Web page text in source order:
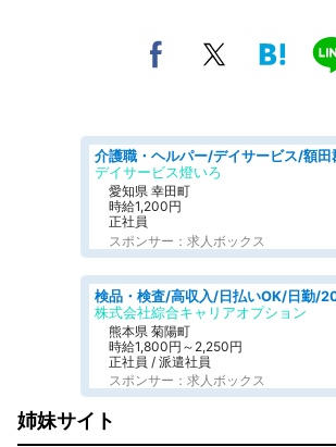
デイサービス燈いろ
愛知県 幸田町
時給1,200円
正社員
スポンサー：求人ボックス
株式会社綜合キャリアオプション
熊本県 菊陽町
時給1,800円～2,250円
正社員 / 派遣社員
スポンサー：求人ボックス
姉妹サイト